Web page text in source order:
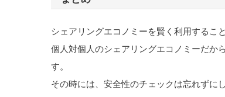
シェアリングエコノミーを賢く利用するこ
個人対個人のシェアリングエコノミーだか
す。
その時には、安全性のチェックは忘れずに